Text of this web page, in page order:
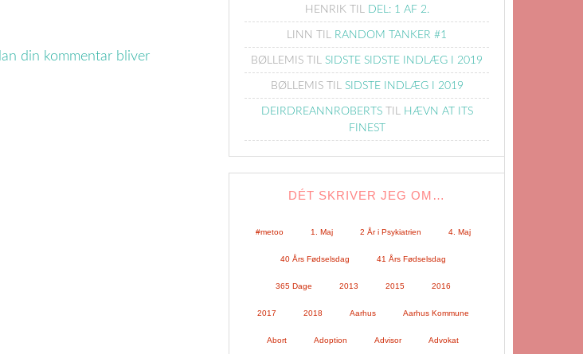
din kommentar bliver
HENRIKTIL DEL: 1 AF 2.
LINN TIL RANDOM TANKER #1
BØLLEMIS TIL SIDSTE SIDSTE INDLÆG I 2019
BØLLEMISTIL SIDSTE INDLÆG I 2019
DEIRDREANNROBERTSTIL HÆVN AT ITS
FINEST
DÉT SKRIVER JEG OM…
#metoo 1. Maj 2 År i Psykiatrien 4. Maj
40 Års Fødselsdag 41 Års Fødselsdag
365 Dage 2013 2015 2016
2017 2018 Aarhus Aarhus Kommune
Abort Adoption Advisor Advokat